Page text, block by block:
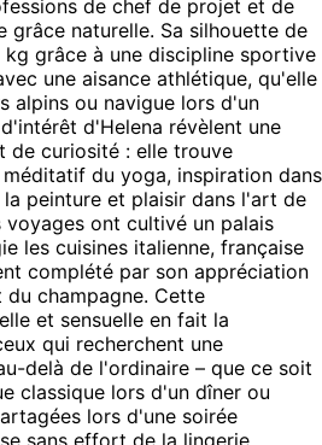
de chef de projet et de
grâce naturelle. Sa silhouette de
kg grâce à une discipline sportive
une aisance athlétique, qu'elle
alpins ou navigue lors d'un
d'Helena révèlent une
de curiosité : elle trouve
du yoga, inspiration dans
peinture et plaisir dans l'art de
voyages ont cultivé un palais
les cuisines italienne, française
complété par son appréciation
champagne. Cette
et sensuelle en fait la
qui recherchent une
delà de l'ordinaire – que ce soit
classique lors d'un dîner ou
lors d'une soirée
sans effort de la lingerie